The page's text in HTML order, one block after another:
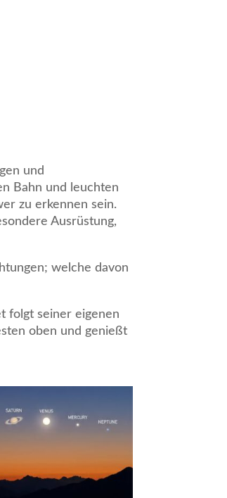
und
Bahn und leuchten
zu erkennen sein.
Ausrüstung,
welche davon
folgt seiner eigenen
oben und genießt